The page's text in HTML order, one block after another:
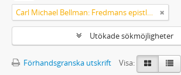
Carl Michael Bellman: Fredmans epistlar och sånger m.fl. Bellman-texter
Utökade sökmöjligheter
Förhandsgranska utskrift
Visa: